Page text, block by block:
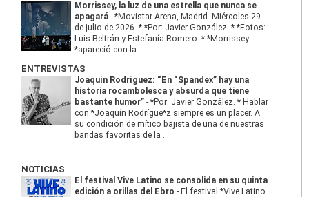
Morrissey, la luz de una estrella que nunca se
apagará -*Movistar Arena, Madrid. Miércoles 29
de julio de 2026. * *Por: Javier González. * *Fotos:
Luis Beltrán y Estefanía Romero. * *Morrissey
*apareció con la...
ENTREVISTAS
Joaquín Rodríguez: “En “Spandex” hay una
historia rocambolesca y absurda que tiene
bastante humor” -*Por: Javier González. * Hablar
con *Joaquín Rodrígue*z siempre es un placer. A
su condición de mítico bajista de una de nuestras
bandas favoritas de la ...
NOTICIAS
El festival Vive Latino se consolida en su quinta
edición a orillas del Ebro - El festival *Vive Latino